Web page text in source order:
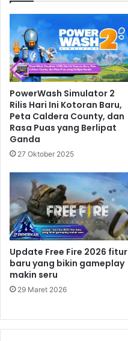
PowerWash Simulator 2
Rilis Hari Ini Kotoran Baru,
Peta Caldera County, dan
Rasa Puas yang Berlipat
Ganda
27 Oktober 2025
Update Free Fire 2026 fitur
baru yang bikin gameplay
makin seru
29 Maret 2026